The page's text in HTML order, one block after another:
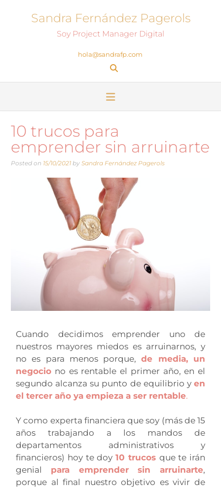
Sandra Fernández Pagerols
Soy Project Manager Digital
hola@sandrafp.com
10 trucos para
emprender sin arruinarte
Posted on 15/10/2021 by Sandra Fernández Pagerols
Cuando decidimos emprender uno de
nuestros mayores miedos es arruinarnos, y
no es para menos porque,de media, un
negocio no es rentable el primer año, en el
segundo alcanza su punto de equilibrio y en
el tercer año ya empieza a ser rentable.
Y como experta financiera que soy (más de 15
años trabajando a los mandos de
departamentos administrativos y
financieros) hoy te doy 10 trucos que te irán
genial para emprender sin arruinarte,
porque al final nuestro objetivo es vivir de